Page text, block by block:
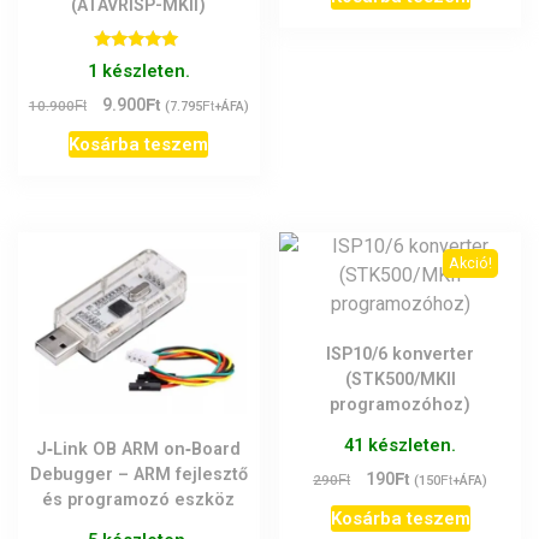
(ATAVRISP-MKII)
Értékelés:
5.00
1 készleten.
10.900Ft
Original
price
was:
9.900FtCurrent
price
is:
(7.795Ft+ÁFA)
Kosárba teszem
J‑Link OB ARM on‑Board
Debugger – ARM fejlesztő
és programozó eszköz
Akció!
ISP10/6 konverter
(STK500/MKII
programozóhoz)
41 készleten.
290Ft
Original
price
was:
190Ft Current
price
is:
(150Ft+ÁFA)
Kosárba teszem